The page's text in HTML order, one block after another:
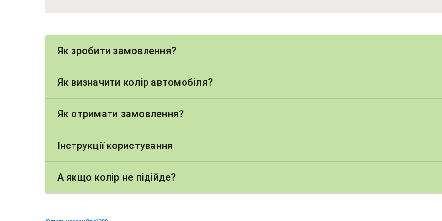
Як зробити замовлення?
Як визначити колір автомобіля?
Як отримати замовлення?
Інструкції користування
А якщо колір не підійде?